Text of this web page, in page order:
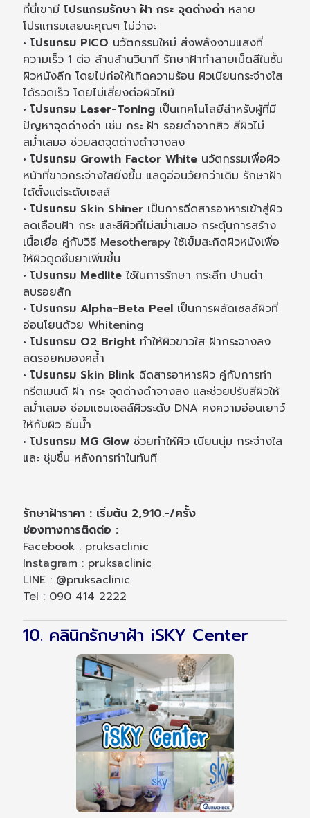
ที่นี่เขามีโปรแกรมรักษา ฝ้า กระ จุดด่างดำ หลาย
โปรแกรมเลยนะคุณๆ ไม่ว่าจะ
• โปรแกรม PICO นวัตกรรมใหม่ ส่งพลังงานแสงที่
ความเร็ว 1 ต่อ ล้านล้านวินาที รักษาฝ้าทำลายเม็ดสีในชั้น
ผิวหนังลึก โดยไม่ก่อให้เกิดความร้อน ผิวเนียนกระจ่างใส
ได้รวดเร็ว โดยไม่เสี่ยงต่อผิวไหม้
• โปรแกรม Laser-Toning เป็นเทคโนโลยีสำหรับผู้ที่มี
ปัญหาจุดด่างดำ เช่น กระ ฝ้า รอยดำจากสิว สีผิวไม่
สม่ำเสมอ ช่วยลดจุดด่างดำจางลง
• โปรแกรม Growth Factor White นวัตกรรมเพื่อผิว
หน้าที่ขาวกระจ่างใสยิ่งขึ้น แลดูอ่อนวัยกว่าเดิม รักษาฝ้า
ได้ตั้งแต่ระดับเซลล์
• โปรแกรม Skin Shiner เป็นการฉีดสารอาหารเข้าสู่ผิว
ลดเลือนฝ้า กระ และสีผิวที่ไม่สม่ำเสมอ กระตุ้นการสร้าง
เนื้อเยื่อ คู่กับวิธี Mesotherapy ใช้เข็มสะกิดผิวหนังเพื่อ
ให้ผิวดูดซึมยาเพิ่มขึ้น
• โปรแกรม Medliteใช้ในการรักษา กระลึก ปานดำ
ลบรอยสัก
• โปรแกรม Alpha-Beta Peel เป็นการผลัดเซลล์ผิวที่
อ่อนโยนด้วย Whitening
• โปรแกรม O2 Bright ทำให้ผิวขาวใส ฝ้ากระจางลง
ลดรอยหมองคล้ำ
• โปรแกรม Skin Blink ฉีดสารอาหารผิว คู่กับการทำ
ทรีตเมนต์ ฝ้า กระ จุดด่างดำจางลง และช่วยปรับสีผิวให้
สม่ำเสมอ ซ่อมแซมเซลล์ผิวระดับ DNA คงความอ่อนเยาว์
ให้กับผิว อิ่มน้ำ
• โปรแกรม MG Glow ช่วยทำให้ผิว เนียนนุ่ม กระจ่างใส
และ ชุ่มชื้น หลังการทำในทันที
รักษาฝ้าราคา : เริ่มต้น 2,910.-/ครั้ง
ช่องทางการติดต่อ :
Facebook : pruksaclinic
Instagram : pruksaclinic
LINE : @pruksaclinic
Tel : 090 414 2222
10. คลินิกรักษาฝ้า iSKY Center